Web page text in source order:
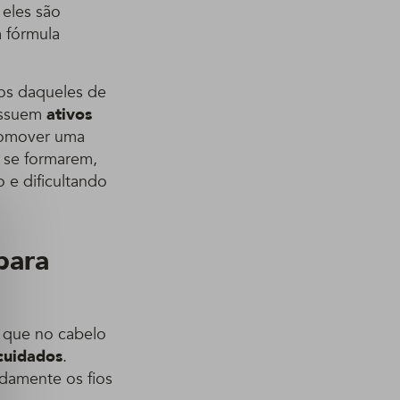
são
fórmula
daqueles de
ativos
uma
formarem,
e dificultando
no cabelo
.
os fios